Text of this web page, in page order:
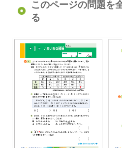
このページの問題を
る